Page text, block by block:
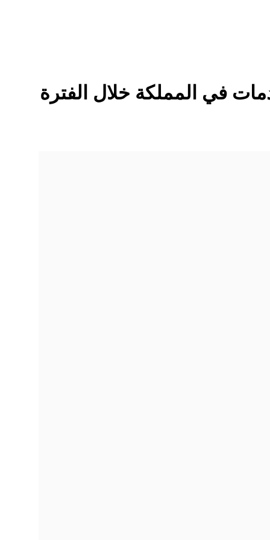
في المملكة خلال الفترة